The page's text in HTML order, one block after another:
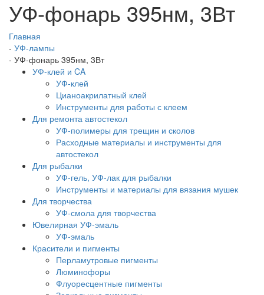
УФ-фонарь 395нм, 3Вт
Главная
- УФ-лампы
- УФ-фонарь 395нм, 3Вт
УФ-клей и CA
УФ-клей
Цианоакрилатный клей
Инструменты для работы с клеем
Для ремонта автостекол
УФ-полимеры для трещин и сколов
Расходные материалы и инструменты для
автостекол
Для рыбалки
УФ-гель, УФ-лак для рыбалки
Инструменты и материалы для вязания мушек
Для творчества
УФ-смола для творчества
Ювелирная УФ-эмаль
УФ-эмаль
Красители и пигменты
Перламутровые пигменты
Люминофоры
Флуоресцентные пигменты